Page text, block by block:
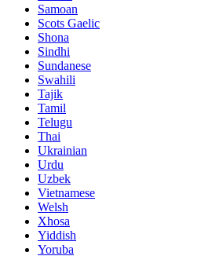
Samoan
Scots Gaelic
Shona
Sindhi
Sundanese
Swahili
Tajik
Tamil
Telugu
Thai
Ukrainian
Urdu
Uzbek
Vietnamese
Welsh
Xhosa
Yiddish
Yoruba